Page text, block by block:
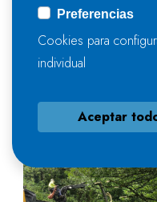
Preferencias
Cookies para
individual
Aceptar